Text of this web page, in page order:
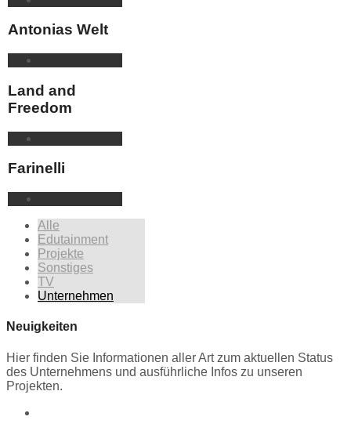
Antonias Welt
Land and
Freedom
Farinelli
Alle
Edutainment
Projekte
Sonstiges
TV
Unternehmen
Neuigkeiten
Hier finden Sie Informationen aller Art zum aktuellen Status
des Unternehmens und ausführliche Infos zu unseren
Projekten.